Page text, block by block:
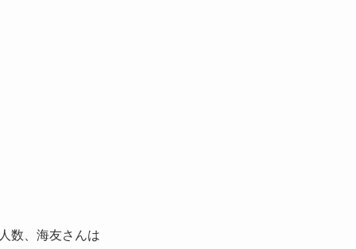
数、海友さんは